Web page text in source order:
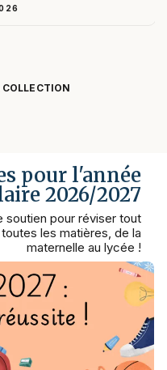
pour l'année
2026/2027
soutien pour réviser tout
les matières, de la
maternelle au lycée !